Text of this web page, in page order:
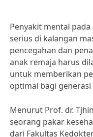
Penyakit mental
serius di kalangan
pencegahan dan
anak remaja harus
untuk memberikan
optimal bagi
Menurut Prof. dr.
seorang pakar
dari Fakultas